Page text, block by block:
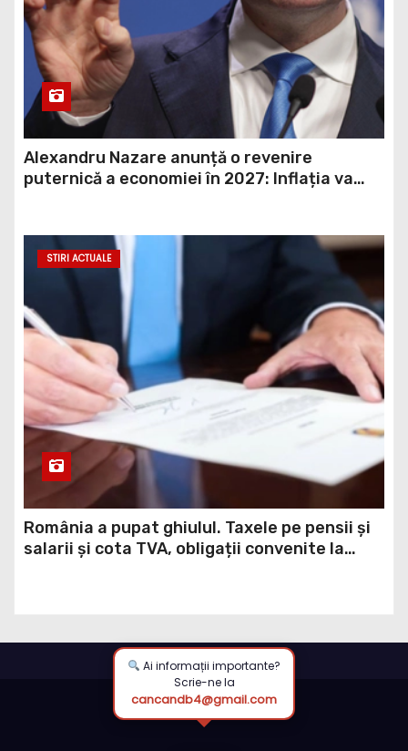
Alexandru Nazare anunță o revenire
puternică a economiei în 2027: Inflația va
STIRI ACTUALE
România a pupat ghiulul. Taxele pe pensii și
salarii și cota TVA, obligații convenite la
Ai informații importante?
Scrie-ne la
cancandb4@gmail.com